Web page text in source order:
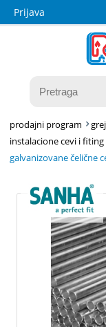
Prijava
prodajni program
instalacione cevi i fiting
galvanizovane čelične